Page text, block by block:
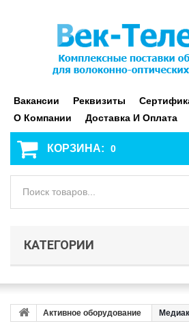
Вакансии Реквизиты
О Компании
Доставка И Оплата
КОРЗИНА: 0
КАТЕГОРИИ
Активное оборудование